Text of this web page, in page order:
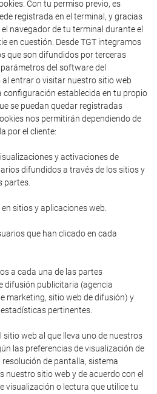
Con tu permiso previo, es
registrada en el terminal, y gracias
navegador de tu terminal durante el
en cuestión. Desde TGT integramos
que son difundidos por terceras
del software del
entrar o visitar nuestro sitio web
configuración establecida en tu propio
se puedan quedar registradas
nos permitirán dependiendo de
por el cliente:
y activaciones de
difundidos a través de los sitios y
partes.
sitios y aplicaciones web.
que han clicado en cada
a cada una de las partes
difusión publicitaria (agencia
marketing, sitio web de difusión) y
pertinentes.
web al que lleva uno de nuestros
las preferencias de visualización de
de pantalla, sistema
nuestro sitio web y de acuerdo con el
visualización o lectura que utilice tu